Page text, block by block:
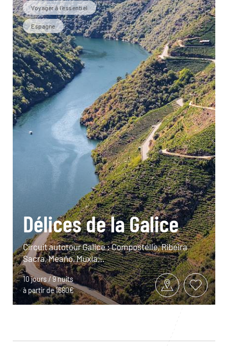
Voyager à l’essentiel
Espagne
Délices de la Galice
Circuit autotour Galice : Compostelle, Ribeira
Sacra, Meaño, Muxia…
10 jours / 9 nuits
à partir de 1680€